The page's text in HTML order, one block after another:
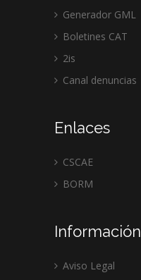
Generador GML
Boletines CAT
2is
Canal denuncias
Enlaces
CSCAE
BORM
Información
Aviso Legal